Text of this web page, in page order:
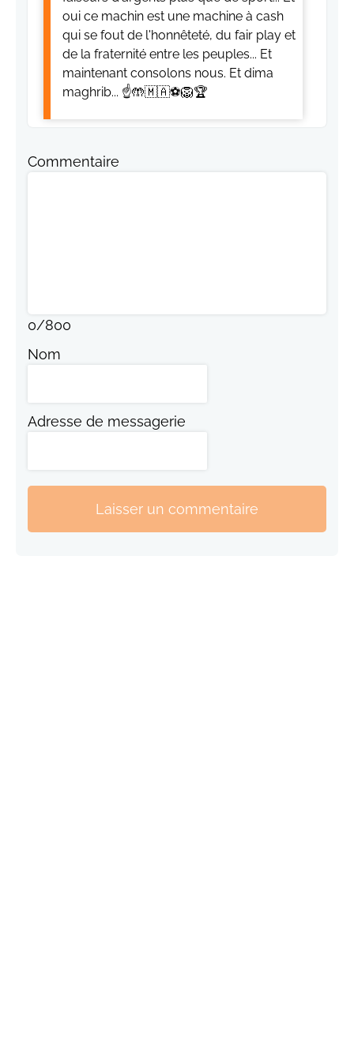
oui ce machin est une machine à cash
qui se fout de l'honnêteté, du fair play et
de la fraternité entre les peuples... Et
maintenant consolons nous. Et dima
maghrib... ☝️🤲🇲🇦⚽🦁🏆
Commentaire
0/800
Nom
Adresse de messagerie
Laisser un commentaire